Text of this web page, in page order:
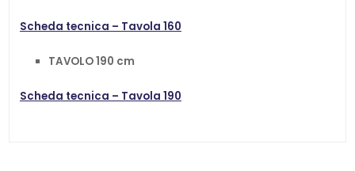
Scheda tecnica – Tavola 160
TAVOLO 190 cm
Scheda tecnica – Tavola 190